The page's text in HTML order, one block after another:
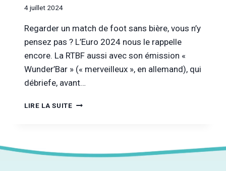
4 juillet 2024
Regarder un match de foot sans bière, vous n’y
pensez pas ? L’Euro 2024 nous le rappelle
encore. La RTBF aussi avec son émission «
Wunder’Bar » (« merveilleux », en allemand), qui
débriefe, avant…
LIRE LA SUITEFOOT
!